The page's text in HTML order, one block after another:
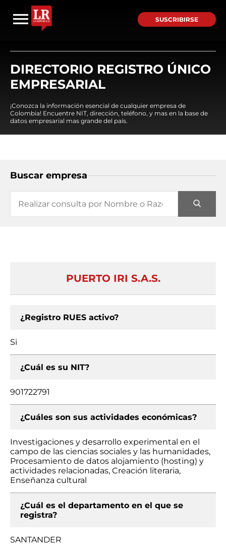
SUSCRIBIRSE
DIRECTORIO REGISTRO ÚNICO
EMPRESARIAL
¡Conozca la información esencial de cualquier empresa de
Colombia! Encuentre NIT, dirección, teléfono, y mas en la base de
datos empresarial mas grande del país.
Buscar empresa
PUERTO IRI S.A.S.
¿Registro RUES activo?
Si
¿Cuál es su NIT?
901722791
¿Cuáles son sus actividades económicas?
Investigaciones y desarrollo experimental en el
campo de las ciencias sociales y las humanidades,
Procesamiento de datos alojamiento (hosting) y
actividades relacionadas, Creación literaria,
Enseñanza cultural
¿Cuál es el departamento en el que se
registra?
SANTANDER